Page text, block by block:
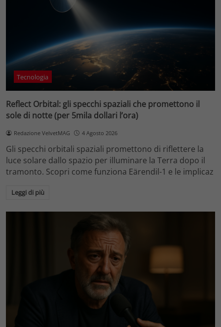
Tecnologia
Reflect Orbital: gli specchi spaziali che promettono il
sole di notte (per 5mila dollari l’ora)
Redazione VelvetMAG 4 Agosto 2026
Gli specchi orbitali spaziali promettono di riflettere la
luce solare dallo spazio per illuminare la Terra dopo il
tramonto. Scopri come funziona Eärendil-1 e le implicaz
Leggi di più